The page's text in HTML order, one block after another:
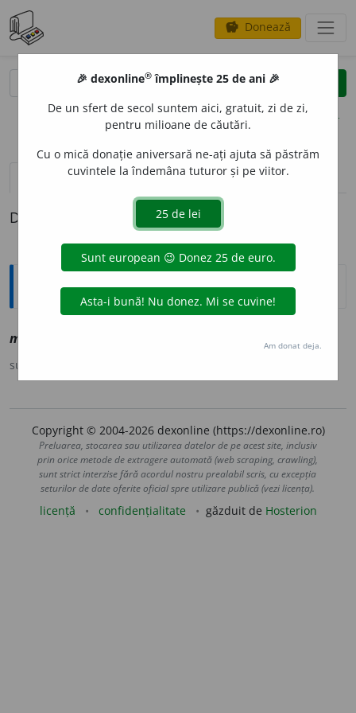
savings Donează
clear
opțiuni
definiții (1) pronunțievolume_up (1)
Definiția cu ID-ul 1147283:
Explicative DEX
mir
sursa:
Copyright © 2004-2026 dexonline (https://dexonline.ro)
Preluarea, stocarea sau utilizarea datelor de pe acest site, inclusiv
prin orice metode de extragere automată (web scraping, crawling),
sunt strict interzise fără acordul nostru prealabil scris, cu excepția
seturilor de date oferite oficial spre utilizare publică (vezi licența).
licență confidențialitate găzduit de Hosterion
🎉 dexonline® împlinește 25 de ani 🎉
De un sfert de secol suntem aici, gratuit, zi de zi,
pentru milioane de căutări.
Cu o mică donație aniversară ne-ați ajuta să păstrăm
cuvintele la îndemâna tuturor și pe viitor.
Am donat deja.